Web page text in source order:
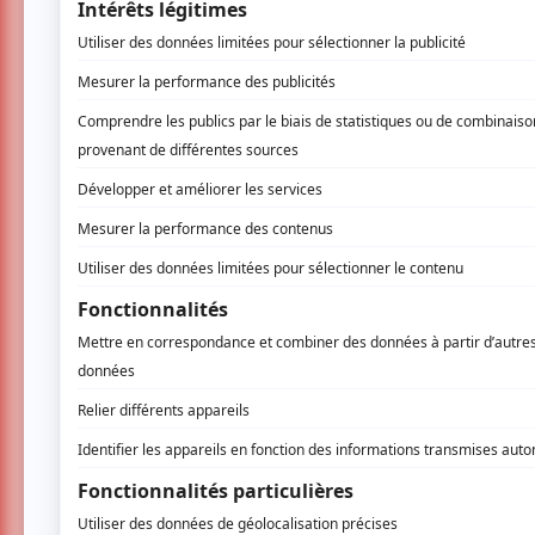
et batterie), l’ambiance change du tout
chose d’indescriptible se passe. Sa voix
morceau entamé que les larmes montent :
émotion brute, cette sincérité sans
Odell : c’est une extension de lui-même, un
La scénographie vient sublimer ce
instants de grâce suspendue, lorsque
accompagnent son piano.
reste silencieuse, captivée, presque
Le concert suit une structure fluide, mais